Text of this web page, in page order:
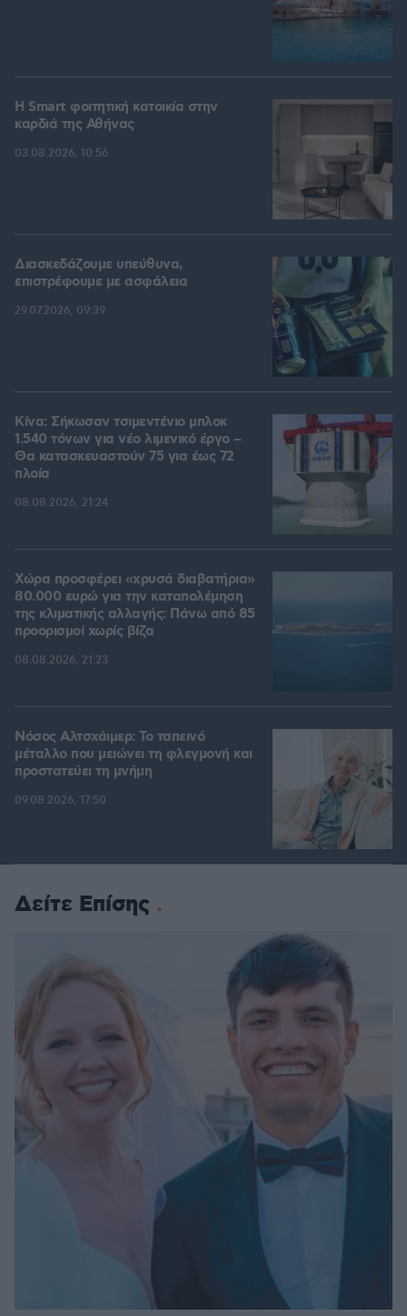
Η Smart φοιτητική κατοικία στην
καρδιά της Αθήνας
03.08.2026, 10:56
Διασκεδάζουμε υπεύθυνα,
επιστρέφουμε με ασφάλεια
29.07.2026, 09:39
Κίνα: Σήκωσαν τσιμεντένιο μπλοκ
1.540 τόνων για νέο λιμενικό έργο –
Θα κατασκευαστούν 75 για έως 72
πλοία
08.08.2026, 21:24
Χώρα προσφέρει «χρυσά διαβατήρια»
80.000 ευρώ για την καταπολέμηση
της κλιματικής αλλαγής: Πάνω από 85
προορισμοί χωρίς βίζα
08.08.2026, 21:23
Νόσος Αλτσχάιμερ: Το ταπεινό
μέταλλο που μειώνει τη φλεγμονή και
προστατεύει τη μνήμη
09.08.2026, 17:50
Δείτε Επίσης